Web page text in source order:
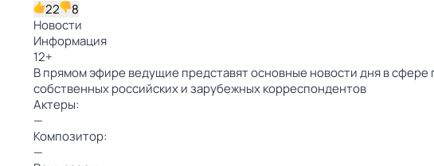
22
8
Новости
Информация
12+
В прямом эфире ведущие представят основные новости дня в
собственных российских и зарубежных корреспондентов
Актеры:
—
Композитор:
—